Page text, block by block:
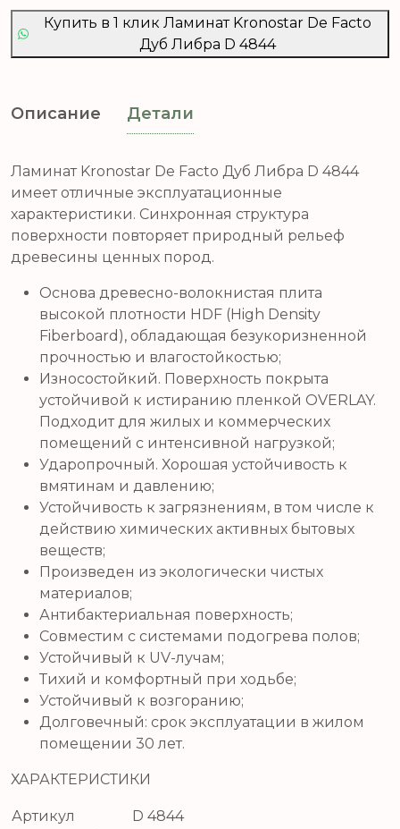
Купить в 1 клик Ламинат Kronostar De Facto
Дуб Либра D 4844
Описание Детали
Ламинат Kronostar De Facto Дуб Либра D 4844
имеет отличные эксплуатационные
характеристики. Синхронная структура
поверхности повторяет природный рельеф
древесины ценных пород.
Основа древесно-волокнистая плита
высокой плотности HDF (High Density
Fiberboard), обладающая безукоризненной
прочностью и влагостойкостью;
Износостойкий. Поверхность покрыта
устойчивой к истиранию пленкой OVERLAY.
Подходит для жилых и коммерческих
помещений с интенсивной нагрузкой;
Ударопрочный. Хорошая устойчивость к
вмятинам и давлению;
Устойчивость к загрязнениям, в том числе к
действию химических активных бытовых
веществ;
Произведен из экологически чистых
материалов;
Антибактериальная поверхность;
Совместим с системами подогрева полов;
Устойчивый к UV-лучам;
Тихий и комфортный при ходьбе;
Устойчивый к возгоранию;
Долговечный: срок эксплуатации в жилом
помещении 30 лет.
ХАРАКТЕРИСТИКИ
Артикул
D 4844